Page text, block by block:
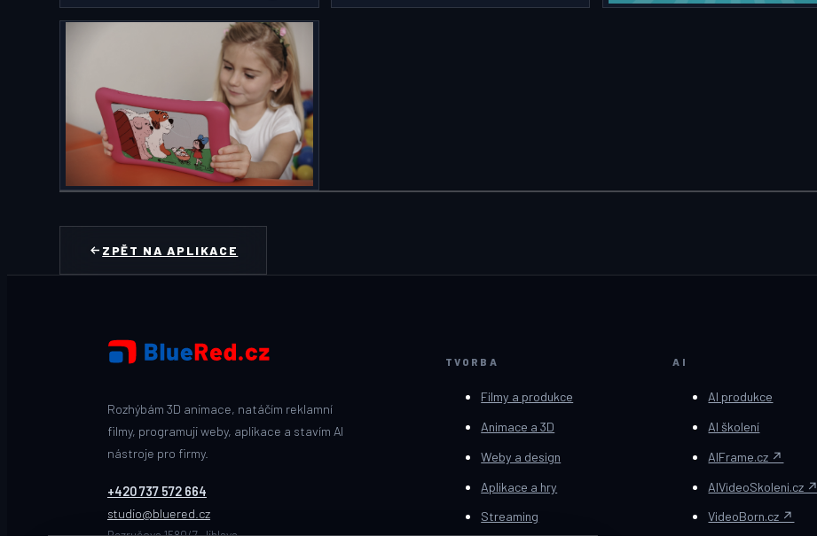
ZPĚT NA APLIKACE
Rozhýbám 3D animace, natáčím reklamní
filmy, programuji weby, aplikace a stavím AI
nástroje pro firmy.
+420 737 572 664
studio@bluered.cz
TVORBA
Filmy a produkce
Animace a 3D
Weby a design
Aplikace a hry
Streaming
AI
AI produkce
AI školení
AIFrame.cz ↗
AIVideoSkoleni.cz ↗
VideoBorn.cz ↗